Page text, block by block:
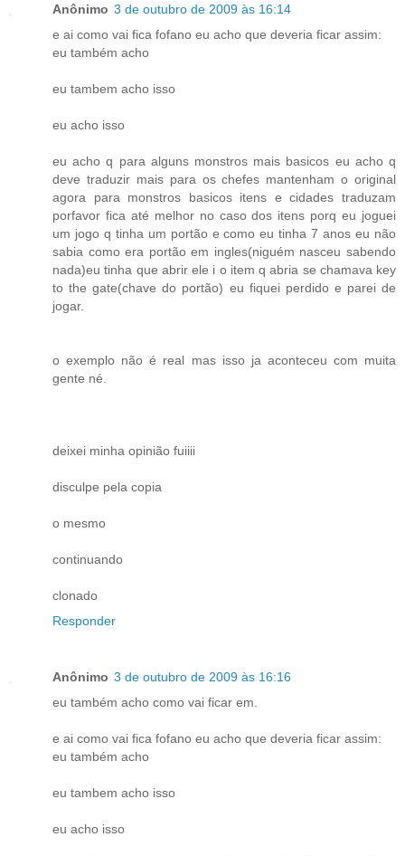
Anônimo 3 de outubro de 2009 às 16:14
e ai como vai fica fofano eu acho que deveria ficar assim:
eu também acho
eu tambem acho isso
eu acho isso
eu acho q para alguns monstros mais basicos eu acho q
deve traduzir mais para os chefes mantenham o original
agora para monstros basicos itens e cidades traduzam
porfavor fica até melhor no caso dos itens porq eu joguei
um jogo q tinha um portão e como eu tinha 7 anos eu não
sabia como era portão em ingles(niguém nasceu sabendo
nada)eu tinha que abrir ele i o item q abria se chamava key
to the gate(chave do portão) eu fiquei perdido e parei de
jogar.
o exemplo não é real mas isso ja aconteceu com muita
gente né.
deixei minha opinião fuiiii
disculpe pela copia
o mesmo
continuando
clonado
Responder
Anônimo 3 de outubro de 2009 às 16:16
eu também acho como vai ficar em.
e ai como vai fica fofano eu acho que deveria ficar assim:
eu também acho
eu tambem acho isso
eu acho isso